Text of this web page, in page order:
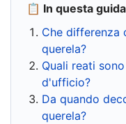
📋 In questa guida
Che differenza
querela?
Quali reati
d'ufficio?
Da quando
querela?